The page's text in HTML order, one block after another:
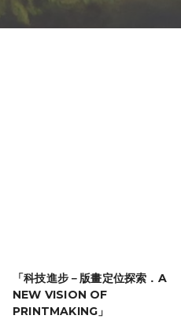
「科技進步－版畫定位探索．A
NEW VISION OF
PRINTMAKING」